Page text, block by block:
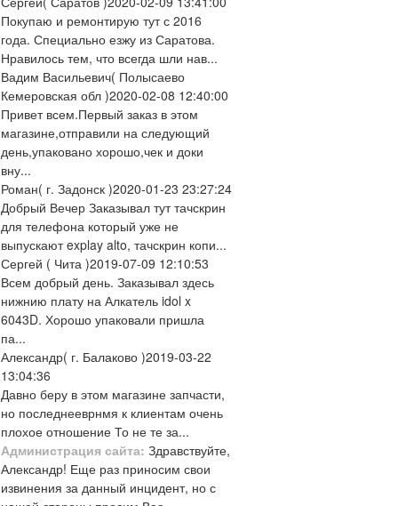
Покупаю и ремонтирую тут с 2016
года. Специально езжу из Саратова.
Нравилось тем, что всегда шли нав...
Вадим Васильевич( Полысаево
Кемеровская обл )2020-02-08 12:40:00
Привет всем.Первый заказ в этом
магазине,отправили на следующий
день,упаковано хорошо,чек и доки
вну...
Роман( г. Задонск )2020-01-23 23:27:24
Добрый Вечер Заказывал тут тачскрин
для телефона который уже не
выпускают explay alto, тачскрин копи...
Сергей ( Чита )2019-07-09 12:10:53
Всем добрый день. Заказывал здесь
нижнию плату на Алкатель idol x
6043D. Хорошо упаковали пришла
па...
Александр( г. Балаково )2019-03-22
13:04:36
Давно беру в этом магазине запчасти,
но последнееврнмя к клиентам очень
плохое отношение То не те за...
Администрация сайта: Здравствуйте,
Александр! Еще раз приносим свои
извинения за данный инцидент, но с